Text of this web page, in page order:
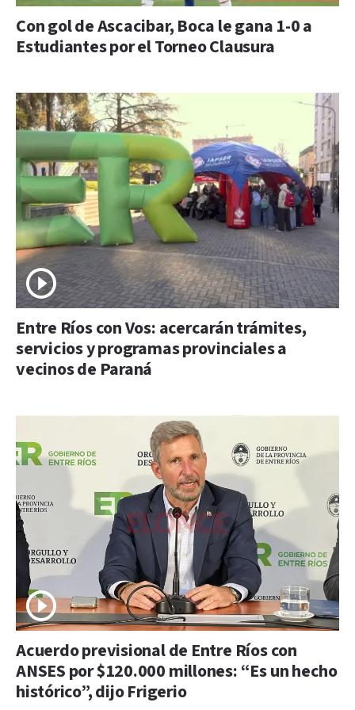
Con gol de Ascacibar, Boca le gana 1-0 a
Estudiantes por el Torneo Clausura
Entre Ríos con Vos: acercarán trámites,
servicios y programas provinciales a
vecinos de Paraná
Acuerdo previsional de Entre Ríos con
ANSES por $120.000 millones: “Es un hecho
histórico”, dijo Frigerio